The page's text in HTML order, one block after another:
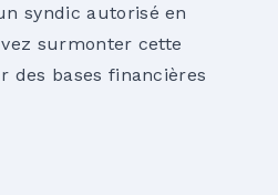
syndic autorisé en
surmonter cette
des bases financières